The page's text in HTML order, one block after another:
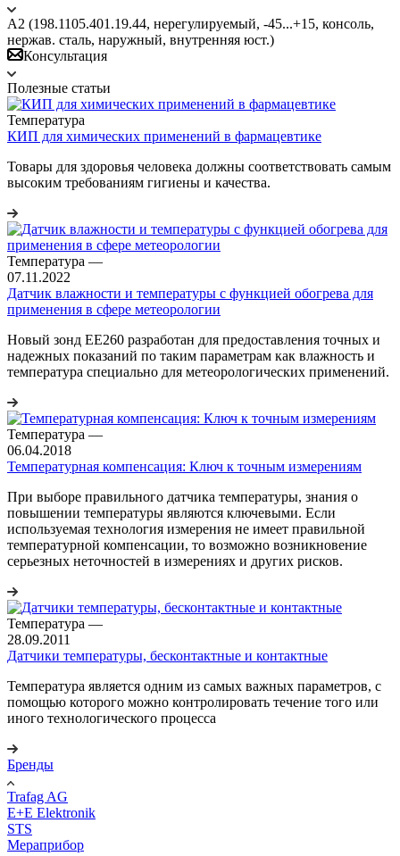
A2 (198.1105.401.19.44, нерегулируемый, -45...+15, консоль,
нержав. сталь, наружный, внутренняя юст.)
Консультация
Полезные статьи
Температура
КИП для химических применений в фармацевтике
Товары для здоровья человека должны соответствовать самым
высоким требованиям гигиены и качества.
Температура —
07.11.2022
Датчик влажности и температуры с функцией обогрева для
применения в сфере метеорологии
Новый зонд EE260 разработан для предоставления точных и
надежных показаний по таким параметрам как влажность и
температура специально для метеорологических применений.
Температура —
06.04.2018
Температурная компенсация: Ключ к точным измерениям
При выборе правильного датчика температуры, знания о
повышении температуры являются ключевыми. Если
используемая технология измерения не имеет правильной
температурной компенсации, то возможно возникновение
серьезных неточностей в измерениях и других рисков.
Температура —
28.09.2011
Датчики температуры, бесконтактные и контактные
Температура является одним из самых важных параметров, с
помощью которого можно контролировать течение того или
иного технологического процесса
Бренды
Trafag AG
E+E Elektronik
STS
Мераприбор